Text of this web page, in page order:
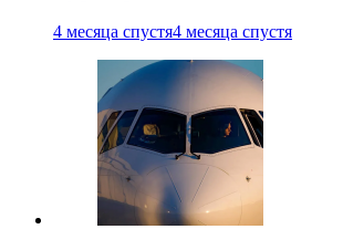
4 месяца спустя4 месяца спустя